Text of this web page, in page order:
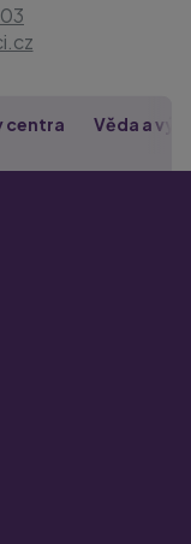
centra Věda a